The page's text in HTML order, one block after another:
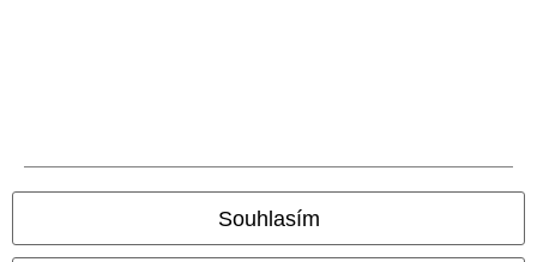
Souhlasím
Všechny ceny jsou včetně DPH, bezpoštovného a balného
© 1986-2026 EMP Merchandising